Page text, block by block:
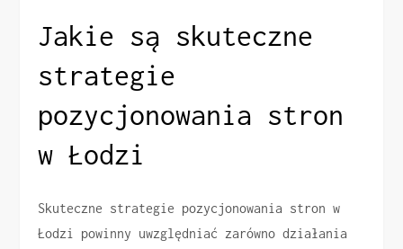
Jakie są skuteczne
strategie
pozycjonowania stron
w Łodzi
Skuteczne strategie pozycjonowania stron w
Łodzi powinny uwzględniać zarówno działania